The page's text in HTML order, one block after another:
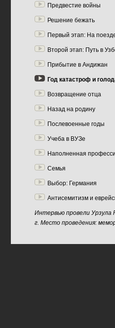
Предвестие войны
Решение бежать
Первый этап: На
Второй этап: Путь в
Прибытие в Андижан
Год катастроф и
Возвращение отца
Назад на родину
Послевоенные годы
Учеба в ВУЗе
Наполненная
Семья
Выбор: Германия
Антисемитизм и
Интервью провели Урзула
г. Место проведения: